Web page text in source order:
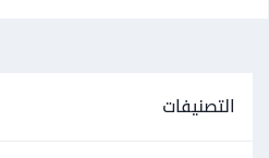
التصنيفات